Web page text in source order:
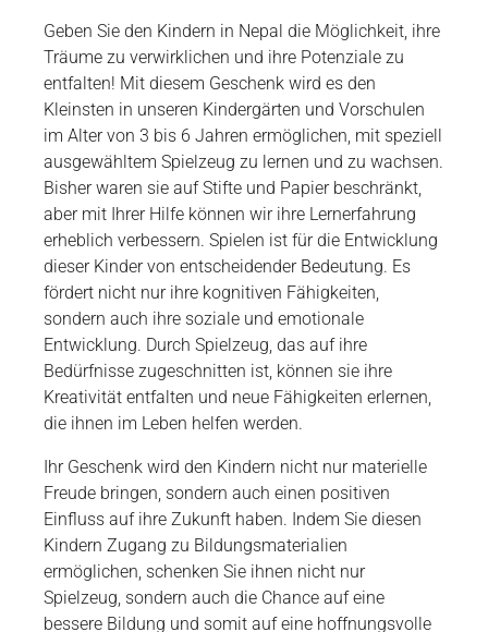
Geben Sie den Kindern in Nepal die Möglichkeit, ihre
Träume zu verwirklichen und ihre Potenziale zu
entfalten! Mit diesem Geschenk wird es den
Kleinsten in unseren Kindergärten und Vorschulen
im Alter von 3 bis 6 Jahren ermöglichen, mit speziell
ausgewähltem Spielzeug zu lernen und zu wachsen.
Bisher waren sie auf Stifte und Papier beschränkt,
aber mit Ihrer Hilfe können wir ihre Lernerfahrung
erheblich verbessern. Spielen ist für die Entwicklung
dieser Kinder von entscheidender Bedeutung. Es
fördert nicht nur ihre kognitiven Fähigkeiten,
sondern auch ihre soziale und emotionale
Entwicklung. Durch Spielzeug, das auf ihre
Bedürfnisse zugeschnitten ist, können sie ihre
Kreativität entfalten und neue Fähigkeiten erlernen,
die ihnen im Leben helfen werden.
Ihr Geschenk wird den Kindern nicht nur materielle
Freude bringen, sondern auch einen positiven
Einfluss auf ihre Zukunft haben. Indem Sie diesen
Kindern Zugang zu Bildungsmaterialien
ermöglichen, schenken Sie ihnen nicht nur
Spielzeug, sondern auch die Chance auf eine
bessere Bildung und somit auf eine hoffnungsvolle